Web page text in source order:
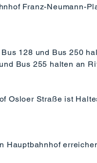
Franz-Neumann-
Bus 128 und Bus 250
Bus 255 halten an
Osloer Straße ist
Hauptbahnhof